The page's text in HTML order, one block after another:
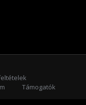
Támogatók